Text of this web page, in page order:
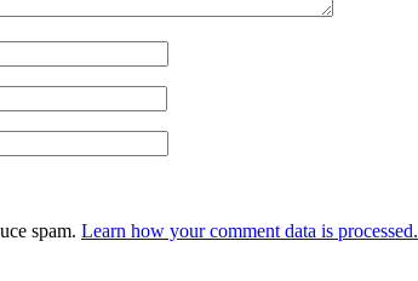
spam. Learn how your comment data is processed.